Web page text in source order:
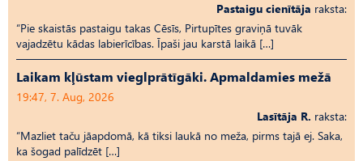
Pastaigu cienītāja raksta:
“Pie skaistās pastaigu takas Cēsīs, Pirtupītes graviņā tuvāk
vajadzētu kādas labierīcības. Īpaši jau karstā laikā […]
Laikam kļūstam vieglprātīgāki. Apmaldamies mežā
19:47, 7. Aug, 2026
Lasītāja R. raksta:
“Mazliet taču jāapdomā, kā tiksi laukā no meža, pirms tajā ej. Saka,
ka šogad palīdzēt […]